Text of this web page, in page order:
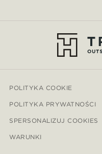
POLITYKA COOKIE
POLITYKA PRYWATNOŚCI
SPERSONALIZUJ COOKIES
WARUNKI